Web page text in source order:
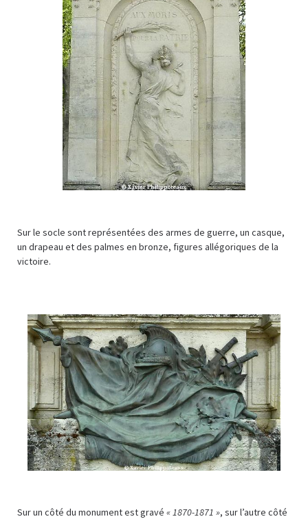
Sur le socle sont représentées des armes de guerre, un casque,
un drapeau et des palmes en bronze, figures allégoriques de la
victoire.
Sur un côté du monument est gravé « 1870-1871 », sur l’autre côté